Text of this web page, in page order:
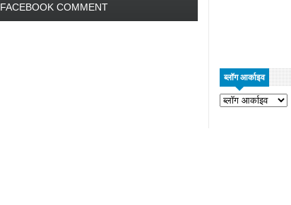
ब्लॉग आर्काइव
FACEBOOK COMMENT